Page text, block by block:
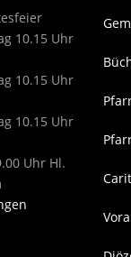
10.15 Uhr
10.15 Uhr
10.15 Uhr
Uhr Hl.